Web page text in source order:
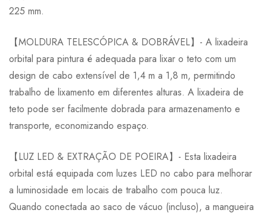
225 mm.
【MOLDURA TELESCÓPICA & DOBRÁVEL】- A lixadeira
orbital para pintura é adequada para lixar o teto com um
design de cabo extensível de 1,4 m a 1,8 m, permitindo
trabalho de lixamento em diferentes alturas. A lixadeira de
teto pode ser facilmente dobrada para armazenamento e
transporte, economizando espaço.
【LUZ LED & EXTRAÇÃO DE POEIRA】- Esta lixadeira
orbital está equipada com luzes LED no cabo para melhorar
a luminosidade em locais de trabalho com pouca luz.
Quando conectada ao saco de vácuo (incluso), a mangueira